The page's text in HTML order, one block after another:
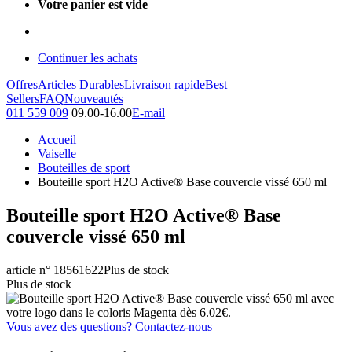
Votre panier est vide
Continuer les achats
OffresArticles DurablesLivraison rapideBest
SellersFAQNouveautés
011 559 009 09.00-16.00E-mail
Accueil
Vaiselle
Bouteilles de sport
Bouteille sport H2O Active® Base couvercle vissé 650 ml
Bouteille sport H2O Active® Base
couvercle vissé 650 ml
article n° 18561622Plus de stock
Plus de stock
Vous avez des questions? Contactez-nous